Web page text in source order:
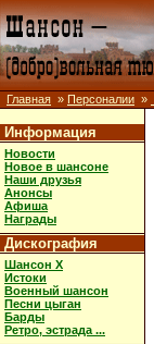
Главная » Персоналии »
Информация
Новости
Новое в шансоне
Наши друзья
Анонсы
Афиша
Награды
Дискография
Шансон X
Истоки
Военный шансон
Песни цыган
Барды
Ретро, эстрада ...